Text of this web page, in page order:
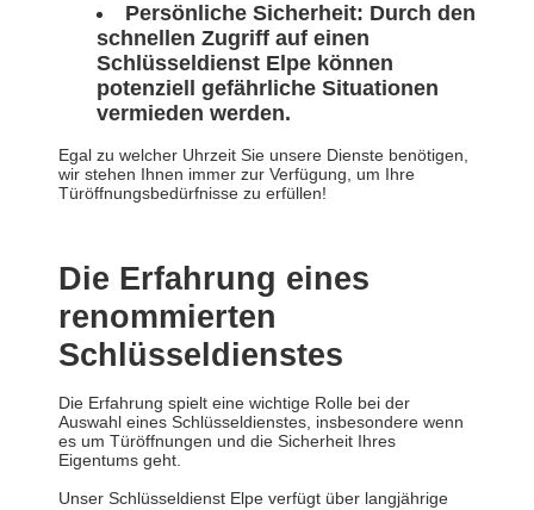
Persönliche Sicherheit: Durch den
schnellen Zugriff auf einen
Schlüsseldienst Elpe können
potenziell gefährliche Situationen
vermieden werden.
Egal zu welcher Uhrzeit Sie unsere Dienste benötigen,
wir stehen Ihnen immer zur Verfügung, um Ihre
Türöffnungsbedürfnisse zu erfüllen!
Die Erfahrung eines
renommierten
Schlüsseldienstes
Die Erfahrung spielt eine wichtige Rolle bei der
Auswahl eines Schlüsseldienstes, insbesondere wenn
es um Türöffnungen und die Sicherheit Ihres
Eigentums geht.
Unser Schlüsseldienst Elpe verfügt über langjährige